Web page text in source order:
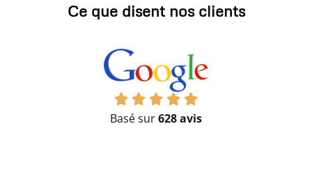
Ce que disent nos clients
Basé sur628 avis